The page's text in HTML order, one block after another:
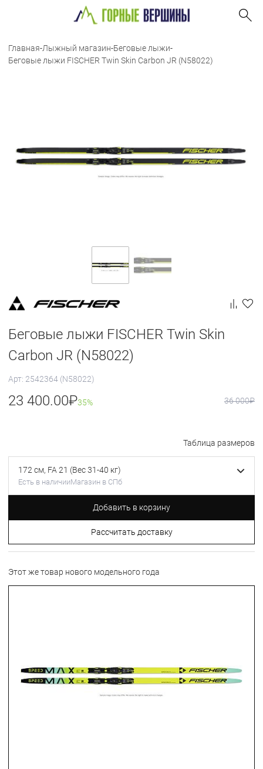
Главная-Лыжный магазин-Беговые лыжи-
Беговые лыжи FISCHER Twin Skin Carbon JR (N58022)
Беговые лыжи FISCHER Twin Skin
Carbon JR (N58022)
Арт: 2542364 (N58022)
23 400.00₽35% 36 000₽
Таблица размеров
172 см, FA 21 (Вес 31-40 кг)
Есть в наличииМагазин в СПб
Добавить в корзину
Рассчитать доставку
Этот же товар нового модельного года